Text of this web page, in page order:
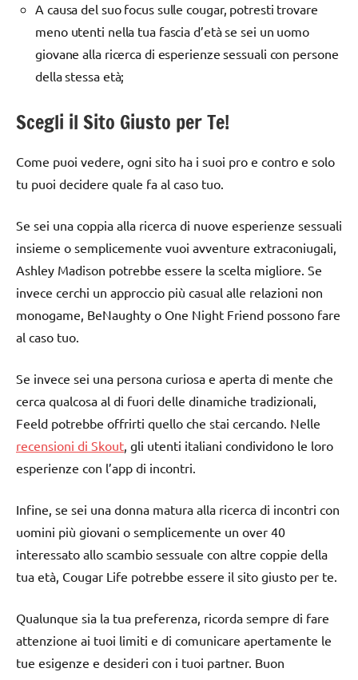
A causa del suo focus sulle cougar, potresti trovare
meno utenti nella tua fascia d’età se sei un uomo
giovane alla ricerca di esperienze sessuali con persone
della stessa età;
Scegli il Sito Giusto per Te!
Come puoi vedere, ogni sito ha i suoi pro e contro e solo
tu puoi decidere quale fa al caso tuo.
Se sei una coppia alla ricerca di nuove esperienze sessuali
insieme o semplicemente vuoi avventure extraconiugali,
Ashley Madison potrebbe essere la scelta migliore. Se
invece cerchi un approccio più casual alle relazioni non
monogame, BeNaughty o One Night Friend possono fare
al caso tuo.
Se invece sei una persona curiosa e aperta di mente che
cerca qualcosa al di fuori delle dinamiche tradizionali,
Feeld potrebbe offrirti quello che stai cercando. Nelle
recensioni di Skout, gli utenti italiani condividono le loro
esperienze con l’app di incontri.
Infine, se sei una donna matura alla ricerca di incontri con
uomini più giovani o semplicemente un over 40
interessato allo scambio sessuale con altre coppie della
tua età, Cougar Life potrebbe essere il sito giusto per te.
Qualunque sia la tua preferenza, ricorda sempre di fare
attenzione ai tuoi limiti e di comunicare apertamente le
tue esigenze e desideri con i tuoi partner. Buon